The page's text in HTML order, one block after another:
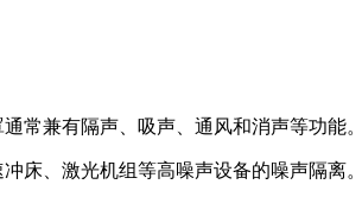
常兼有隔声、吸声、通风和消声等功能。
床、激光机组等高噪声设备的噪声隔离。